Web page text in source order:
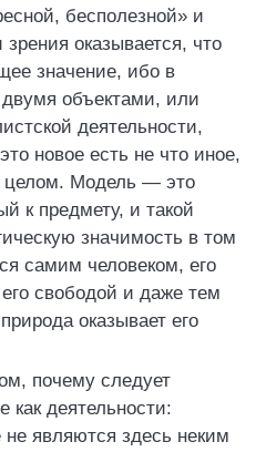
бесполезной» и
оказывается, что
значение, ибо в
объектами, или
деятельности,
новое есть не что иное,
целом. Модель — это
к предмету, и такой
значимость в том
самим человеком, его
свободой и даже тем
оказывает его
почему следует
как деятельности:
являются здесь неким